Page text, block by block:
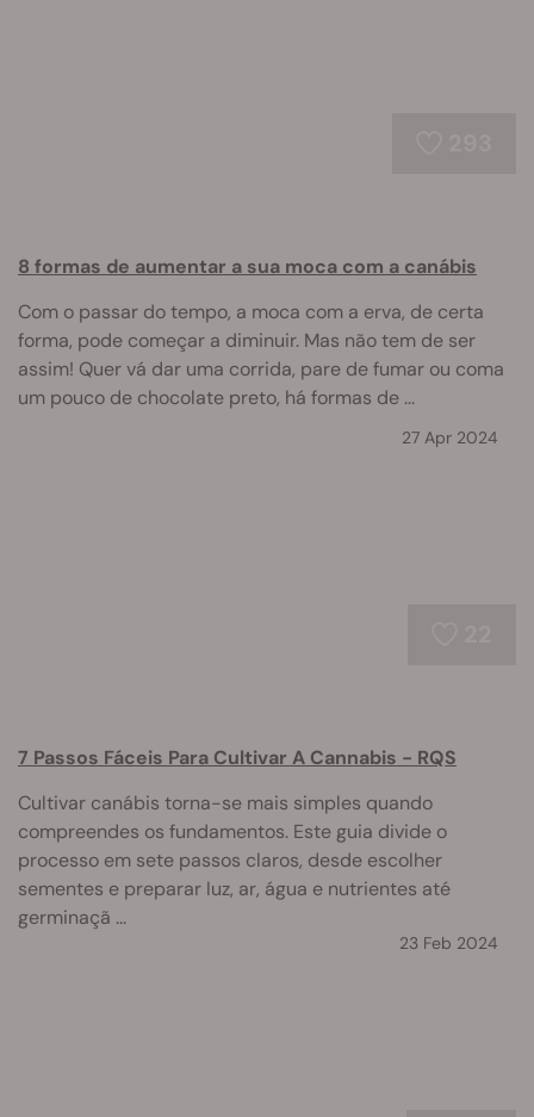
8 formas de aumentar a sua moca com a canábis
Com o passar do tempo, a moca com a erva, de certa
forma, pode começar a diminuir. Mas não tem de ser
assim! Quer vá dar uma corrida, pare de fumar ou coma
um pouco de chocolate preto, há formas de ...
27 Apr 2024
7 Passos Fáceis Para Cultivar A Cannabis - RQS
Cultivar canábis torna-se mais simples quando
compreendes os fundamentos. Este guia divide o
processo em sete passos claros, desde escolher
sementes e preparar luz, ar, água e nutrientes até
germinaçã ...
23 Feb 2024